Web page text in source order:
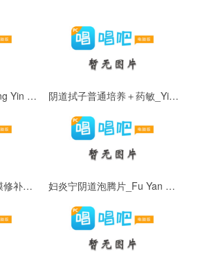
经阴道超声检查术_Jing Yin Dao Chao Sheng Jian Cha Shu 阴道拭子普通培养＋药敏_Yin Dao Shi Zi Pu Tong Pei Yang ＋ Yao Min
膀胱阴道瘘带蒂大网膜修补术_Bang Guang Yin Dao Lou Dai Di Da Wang Mo Xiu Bu Shu 妇炎宁阴道泡腾片_Fu Yan Ning Yin Dao Pao Teng Pian